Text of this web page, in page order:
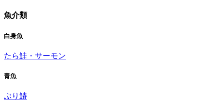
魚介類
白身魚
たら鮭・サーモン
青魚
ぶり 鰆